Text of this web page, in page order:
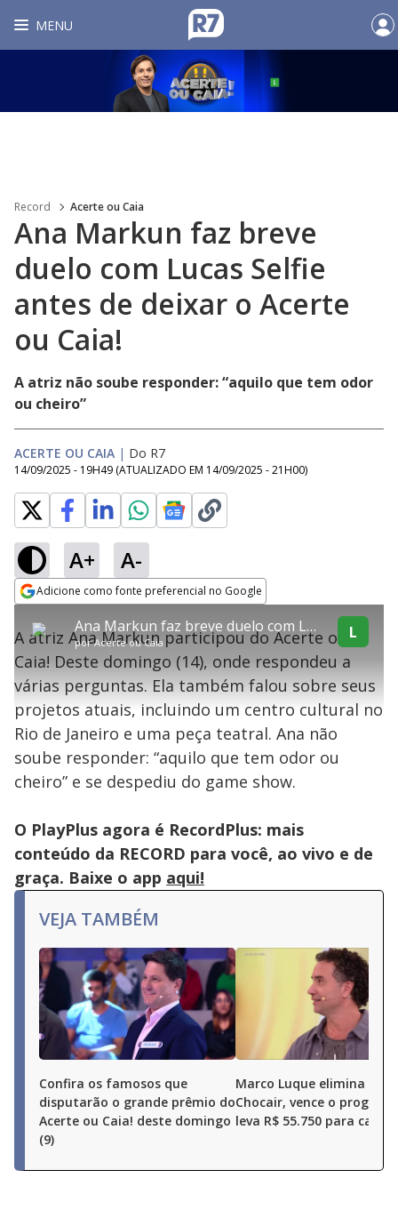
MENU
Record Acerte ou Caia
Ana Markun faz breve
duelo com Lucas Selfie
antes de deixar o Acerte
ou Caia!
A atriz não soube responder: “aquilo que tem odor
ou cheiro”
ACERTE OU CAIA | Do R7
14/09/2025 - 19H49 (ATUALIZADO EM 14/09/2025 - 21H00)
A+ A-
Adicione como fonte preferencial no Google
a
window.
modal
be
closed
by
the
Escape
key
the
close
button.
explore
Conteúdo bloqueado
Lamentamos, mas o vídeo que está tentando assisitr é de exibição
exclusiva em território brasileiro :-(
Ana Markun faz breve duelo com Lucas Selfie antes de deixar o Acerte ou Caia!
porAcerte ou Caia
L
A atriz Ana Markun participou do Acerte ou
Caia! Deste domingo (14), onde respondeu a
várias perguntas. Ela também falou sobre seus
projetos atuais, incluindo um centro cultural no
Rio de Janeiro e uma peça teatral. Ana não
soube responder: “aquilo que tem odor ou
cheiro” e se despediu do game show.
O PlayPlus agora é RecordPlus: mais
conteúdo da RECORD para você, ao vivo e de
graça. Baixe o app aqui!
VEJA TAMBÉM
Confira os famosos que
disputarão o grande prêmio do
Acerte ou Caia! deste domingo
(9)
Marco Luque elimina
Chocair, vence o
leva R$ 55.750 para casa